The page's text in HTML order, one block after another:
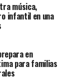
música,
infantil en una
en
para familias